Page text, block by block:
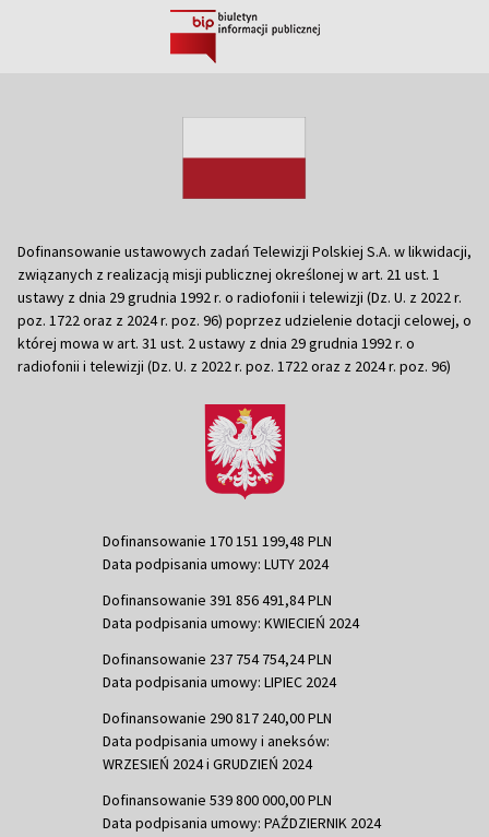
Dofinansowanie ustawowych zadań Telewizji Polskiej S.A. w likwidacji,
związanych z realizacją misji publicznej określonej w art. 21 ust. 1
ustawy z dnia 29 grudnia 1992 r. o radiofonii i telewizji (Dz. U. z 2022 r.
poz. 1722 oraz z 2024 r. poz. 96) poprzez udzielenie dotacji celowej, o
której mowa w art. 31 ust. 2 ustawy z dnia 29 grudnia 1992 r. o
radiofonii i telewizji (Dz. U. z 2022 r. poz. 1722 oraz z 2024 r. poz. 96)
Dofinansowanie 170 151 199,48 PLN
Data podpisania umowy: LUTY 2024
Dofinansowanie 391 856 491,84 PLN
Data podpisania umowy: KWIECIEŃ 2024
Dofinansowanie 237 754 754,24 PLN
Data podpisania umowy: LIPIEC 2024
Dofinansowanie 290 817 240,00 PLN
Data podpisania umowy i aneksów:
WRZESIEŃ 2024 i GRUDZIEŃ 2024
Dofinansowanie 539 800 000,00 PLN
Data podpisania umowy: PAŹDZIERNIK 2024